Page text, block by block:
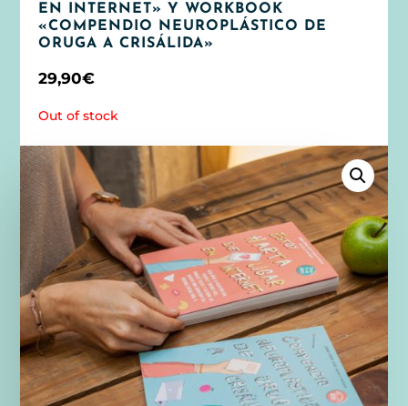
EN INTERNET» Y WORKBOOK
«COMPENDIO NEUROPLÁSTICO DE
ORUGA A CRISÁLIDA»
29,90€
Out of stock